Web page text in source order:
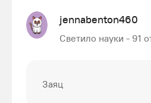
jennabenton460
Светило науки - 91
Заяц